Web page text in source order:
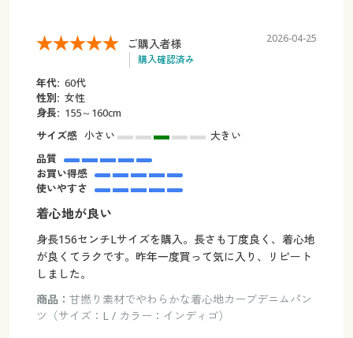
ご購入者様
購入確認済み
2026-04-25
年代: 60代
性別: 女性
身長: 155～160cm
サイズ感 小さい
大きい
品質
お買い得感
使いやすさ
着心地が良い
身長156センチLサイズを購入。長さも丁度良く、着心地
が良くてラクです。昨年一度買って気に入り、リピート
しました。
商品： 甘撚り素材でやわらかな着心地カーブデニムパン
ツ（サイズ：L / カラー：インディゴ）